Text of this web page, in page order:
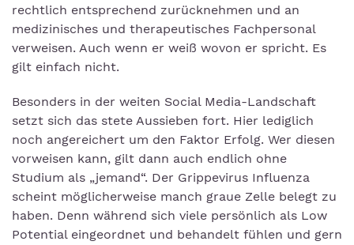
rechtlich entsprechend zurücknehmen und an
medizinisches und therapeutisches Fachpersonal
verweisen. Auch wenn er weiß wovon er spricht. Es
gilt einfach nicht.
Besonders in der weiten Social Media-Landschaft
setzt sich das stete Aussieben fort. Hier lediglich
noch angereichert um den Faktor Erfolg. Wer diesen
vorweisen kann, gilt dann auch endlich ohne
Studium als „jemand“. Der Grippevirus Influenza
scheint möglicherweise manch graue Zelle belegt zu
haben. Denn während sich viele persönlich als Low
Potential eingeordnet und behandelt fühlen und gern